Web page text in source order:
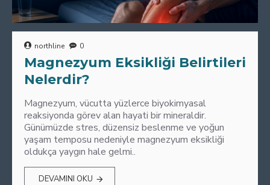
northline 0
Magnezyum Eksikliği Belirtileri
Nelerdir?
Magnezyum, vücutta yüzlerce biyokimyasal
reaksiyonda görev alan hayati bir mineraldir.
Günümüzde stres, düzensiz beslenme ve yoğun
yaşam temposu nedeniyle magnezyum eksikliği
oldukça yaygın hale gelmi..
DEVAMINI OKU